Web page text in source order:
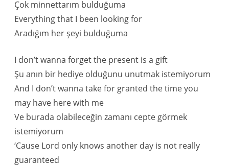
Çok minnettarım bulduğuma
Everything that I been looking for
Aradığım her şeyi bulduğuma
I don’t wanna forget the present is a gift
Şu anın bir hediye olduğunu unutmak istemiyorum
And I don’t wanna take for granted the time you
may have here with me
Ve burada olabileceğin zamanı cepte görmek
istemiyorum
‘Cause Lord only knows another day is not really
guaranteed